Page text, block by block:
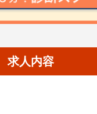
求人内容